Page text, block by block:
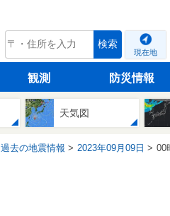
tenki.jp 検索
現在地
観測 防災情報
天気図
過去の地震情報 2023年09月09日 00